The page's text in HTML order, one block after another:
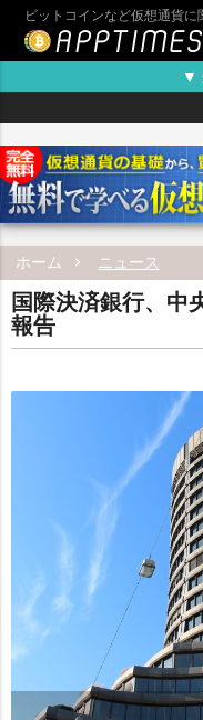
ビットコインなど仮想通貨
▼
ホーム ニュース
国際決済銀行、中
報告